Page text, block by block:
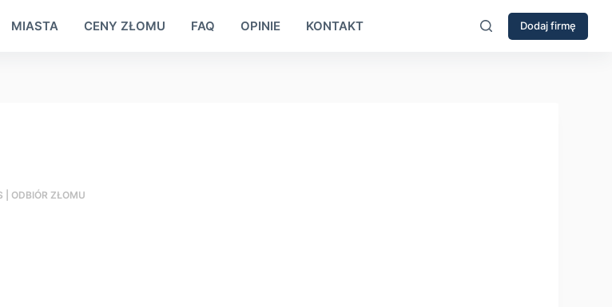
MIASTA CENY ZŁOMU FAQ OPINIE KONTAKT Dodaj firmę
| ОDBIÓR ZŁOMU